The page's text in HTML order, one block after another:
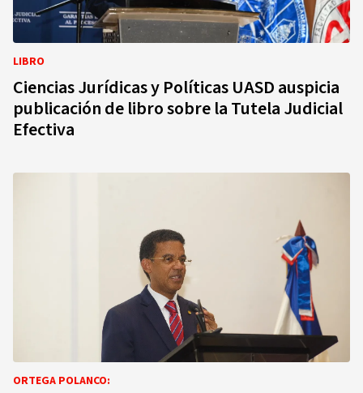
LIBRO
Ciencias Jurídicas y Políticas UASD auspicia
publicación de libro sobre la Tutela Judicial
Efectiva
ORTEGA POLANCO: